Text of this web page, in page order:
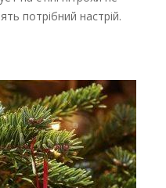
потрібний настрій.